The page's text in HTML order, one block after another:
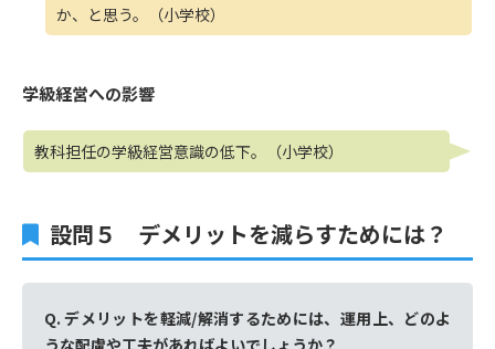
か、と思う。（小学校）
学級経営への影響
教科担任の学級経営意識の低下。（小学校）
設問５ デメリットを減らすためには？
Q. デメリットを軽減/解消するためには、運用上、どのよ
うな配慮や工夫があればよいでしょうか？